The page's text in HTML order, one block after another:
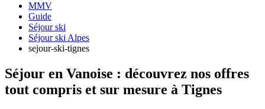
MMV
Guide
Séjour ski
Séjour ski Alpes
sejour-ski-tignes
Séjour en Vanoise : découvrez nos offres
tout compris et sur mesure à Tignes